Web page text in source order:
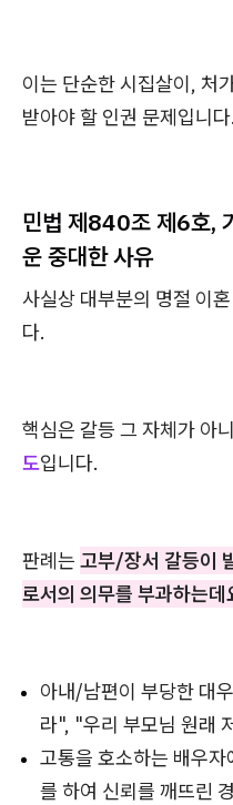
이는 단순한 시집살이, 처
받아야 할 인권 문제입니다.
민법 제840조 제6호,
운 중대한 사유
사실상 대부분의 명절 이
다.
핵심은 갈등 그 자체가 아
도입니다.
판례는 고부/장서 갈등이
로서의 의무를 부과하는데
아내/남편이 부당한 대
라", "우리 부모님 원래
고통을 호소하는 배우
를 하여 신뢰를 깨뜨린